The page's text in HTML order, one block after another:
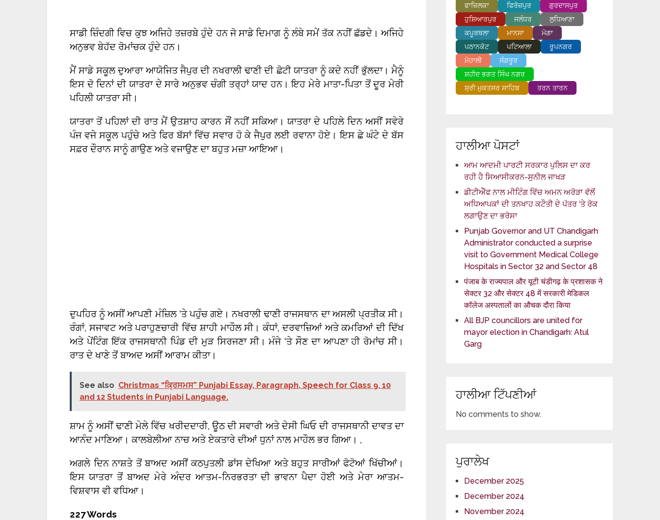
ਸਾਡੀ ਜ਼ਿੰਦਗੀ ਵਿਚ ਕੁਝ ਅਜਿਹੇ ਤਜ਼ਰਬੇ ਹੁੰਦੇ ਹਨ ਜੋ ਸਾਡੇ ਦਿਮਾਗ ਨੂੰ ਲੰਬੇ ਸਮੇਂ ਤੱਕ ਨਹੀਂ ਛੱਡਦੇ। ਅਜਿਹੇ
ਅਨੁਭਵ ਬੇਹੱਦ ਰੋਮਾਂਚਕ ਹੁੰਦੇ ਹਨ।
ਮੈਂ ਸਾਡੇ ਸਕੂਲ ਦੁਆਰਾ ਆਯੋਜਿਤ ਜੈਪੁਰ ਦੀ ਨਖਰਾਲੀ ਢਾਣੀ ਦੀ ਛੋਟੀ ਯਾਤਰਾ ਨੂੰ ਕਦੇ ਨਹੀਂ ਭੁੱਲਦਾ। ਮੈਨੂੰ
ਇਸ ਦੋ ਦਿਨਾਂ ਦੀ ਯਾਤਰਾ ਦੇ ਸਾਰੇ ਅਨੁਭਵ ਚੰਗੀ ਤਰ੍ਹਾਂ ਯਾਦ ਹਨ। ਇਹ ਮੇਰੇ ਮਾਤਾ-ਪਿਤਾ ਤੋਂ ਦੂਰ ਮੇਰੀ
ਪਹਿਲੀ ਯਾਤਰਾ ਸੀ।
ਯਾਤਰਾ ਤੋਂ ਪਹਿਲਾਂ ਦੀ ਰਾਤ ਮੈਂ ਉਤਸ਼ਾਹ ਕਾਰਨ ਸੌਂ ਨਹੀਂ ਸਕਿਆ। ਯਾਤਰਾ ਦੇ ਪਹਿਲੇ ਦਿਨ ਅਸੀਂ ਸਵੇਰੇ
ਪੰਜ ਵਜੇ ਸਕੂਲ ਪਹੁੰਚੇ ਅਤੇ ਫਿਰ ਬੱਸਾਂ ਵਿੱਚ ਸਵਾਰ ਹੋ ਕੇ ਜੈਪੁਰ ਲਈ ਰਵਾਨਾ ਹੋਏ। ਇਸ ਛੇ ਘੰਟੇ ਦੇ ਬੱਸ
ਸਫ਼ਰ ਦੌਰਾਨ ਸਾਨੂੰ ਗਾਉਣ ਅਤੇ ਵਜਾਉਣ ਦਾ ਬਹੁਤ ਮਜ਼ਾ ਆਇਆ।
ਦੁਪਹਿਰ ਨੂੰ ਅਸੀਂ ਆਪਣੀ ਮੰਜ਼ਿਲ ‘ਤੇ ਪਹੁੰਚ ਗਏ। ਨਖਰਾਲੀ ਢਾਣੀ ਰਾਜਸਥਾਨ ਦਾ ਅਸਲੀ ਪ੍ਰਤੀਕ ਸੀ।
ਰੰਗਾਂ, ਸਜਾਵਟ ਅਤੇ ਪਰਾਹੁਣਚਾਰੀ ਵਿੱਚ ਸ਼ਾਹੀ ਮਾਹੌਲ ਸੀ। ਕੰਧਾਂ, ਦਰਵਾਜ਼ਿਆਂ ਅਤੇ ਕਮਰਿਆਂ ਦੀ ਦਿੱਖ
ਅਤੇ ਪੇਂਟਿੰਗ ਇੱਕ ਰਾਜਸਥਾਨੀ ਪਿੰਡ ਦੀ ਮੁੜ ਸਿਰਜਣਾ ਸੀ। ਮੰਜੇ ‘ਤੇ ਸੌਣ ਦਾ ਆਪਣਾ ਹੀ ਰੋਮਾਂਚ ਸੀ।
ਰਾਤ ਦੇ ਖਾਣੇ ਤੋਂ ਬਾਅਦ ਅਸੀਂ ਆਰਾਮ ਕੀਤਾ।
See also Christmas “ਕ੍ਰਿਸਮਸ” Punjabi Essay, Paragraph, Speech for Class 9, 10
and 12 Students in Punjabi Language.
ਸ਼ਾਮ ਨੂੰ ਅਸੀਂ ਢਾਣੀ ਮੇਲੇ ਵਿੱਚ ਖਰੀਦਦਾਰੀ, ਊਠ ਦੀ ਸਵਾਰੀ ਅਤੇ ਦੇਸੀ ਘਿਓ ਦੀ ਰਾਜਸਥਾਨੀ ਦਾਵਤ ਦਾ
ਆਨੰਦ ਮਾਣਿਆ। ਕਾਲਬੇਲੀਆ ਨਾਚ ਅਤੇ ਏਕਤਾਰੇ ਦੀਆਂ ਧੁਨਾਂ ਨਾਲ ਮਾਹੌਲ ਭਰ ਗਿਆ। ,
ਅਗਲੇ ਦਿਨ ਨਾਸ਼ਤੇ ਤੋਂ ਬਾਅਦ ਅਸੀਂ ਕਠਪੁਤਲੀ ਡਾਂਸ ਦੇਖਿਆ ਅਤੇ ਬਹੁਤ ਸਾਰੀਆਂ ਫੋਟੋਆਂ ਖਿੱਚੀਆਂ।
ਇਸ ਯਾਤਰਾ ਤੋਂ ਬਾਅਦ ਮੇਰੇ ਅੰਦਰ ਆਤਮ-ਨਿਰਭਰਤਾ ਦੀ ਭਾਵਨਾ ਪੈਦਾ ਹੋਈ ਅਤੇ ਮੇਰਾ ਆਤਮ-
ਵਿਸ਼ਵਾਸ ਵੀ ਵਧਿਆ।
227 Words
ਫਾਜ਼ਿਲਕਾ
ਫਿਰੋਜ਼ਪੁਰ
ਗੁਰਦਾਸਪੁਰ
ਹੁਸ਼ਿਆਰਪੁਰ
ਜਲੰਧਰ
ਲੁਧਿਆਣਾ
ਕਪੂਰਥਲਾ
ਮਾਨਸਾ
ਮੋਗਾ
ਪਠਾਨਕੋਟ
ਪਟਿਆਲਾ
ਰੂਪਨਗਰ
ਮੋਹਾਲੀ
ਸੰਗਰੂਰ
ਸ਼ਹੀਦ ਭਗਤ ਸਿੰਘ ਨਗਰ
ਸ਼੍ਰੀ ਮੁਕਤਸਰ ਸਾਹਿਬ
ਤਰਨ ਤਾਰਨ
ਹਾਲੀਆ ਪੋਸਟਾਂ
ਆਮ ਆਦਮੀ ਪਾਰਟੀ ਸਰਕਾਰ ਪੁਲਿਸ ਦਾ ਕਰ
ਰਹੀ ਹੈ ਸਿਆਸੀਕਰਨ-ਸੁਨੀਲ ਜਾਖੜ
ਡੀਟੀਐੱਫ ਨਾਲ ਮੀਟਿੰਗ ਵਿੱਚ ਅਮਨ ਅਰੋੜਾ ਵੱਲੋਂ
ਅਧਿਆਪਕਾਂ ਦੀ ਤਨਖਾਹ ਕਟੌਤੀ ਦੇ ਪੱਤਰ ‘ਤੇ ਰੋਕ
ਲਗਾਉਣ ਦਾ ਭਰੋਸਾ
Punjab Governor and UT Chandigarh
Administrator conducted a surprise
visit to Government Medical College
Hospitals in Sector 32 and Sector 48
पंजाब के राज्यपाल और यूटी चंडीगढ़ के प्रशासक ने
सेक्टर 32 और सेक्टर 48 में सरकारी मेडिकल
कॉलेज अस्पतालों का औचक दौरा किया
All BJP councillors are united for
mayor election in Chandigarh: Atul
Garg
ਹਾਲੀਆ ਟਿੱਪਣੀਆਂ
No comments to show.
ਪੁਰਾਲੇਖ
December 2025
December 2024
November 2024